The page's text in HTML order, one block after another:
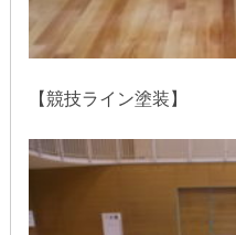
【競技ライン塗装】